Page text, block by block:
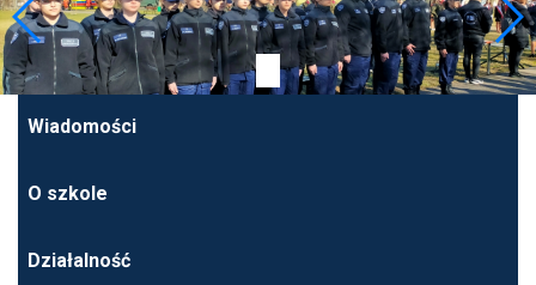
Wiadomości
O szkole
Działalność